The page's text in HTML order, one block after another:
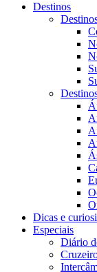
Destinos
Dicas e
Especiais
Diário